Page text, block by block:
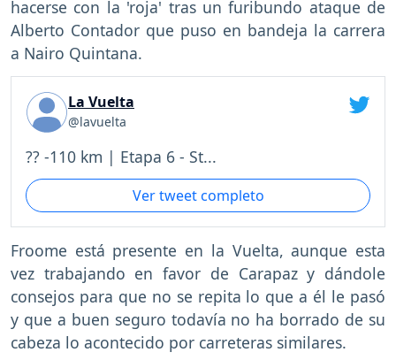
hacerse con la 'roja' tras un furibundo ataque de
Alberto Contador que puso en bandeja la carrera
a Nairo Quintana.
La Vuelta
@lavuelta
?? -110 km | Etapa 6 - St...
Ver tweet completo
Froome está presente en la Vuelta, aunque esta
vez trabajando en favor de Carapaz y dándole
consejos para que no se repita lo que a él le pasó
y que a buen seguro todavía no ha borrado de su
cabeza lo acontecido por carreteras similares.